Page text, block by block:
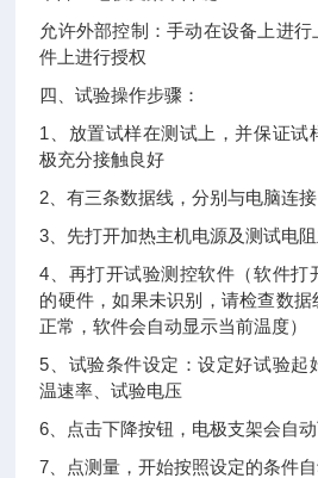
允许外部控制：手动在设备上进
件上进行授权
四、试验操作步骤：
1、放置试样在测试上，并保证试
极充分接触良好
2、有三条数据线，分别与电脑连接
3、先打开加热主机电源及测试电
4、再打开试验测控软件（软件打
的硬件，如果未识别，请检查数
正常，软件会自动显示当前温度）
5、试验条件设定：设定好试验起
温速率、试验电压
6、点击下降按钮，电极支架会自
7、点测量，开始按照设定的条件